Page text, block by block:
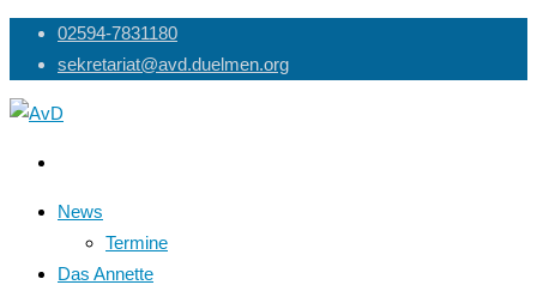
Skip
content
02594-7831180
sekretariat@avd.duelmen.org
News
Termine
Das Annette